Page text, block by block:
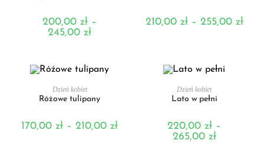
200,00zł –
245,00zł
210,00 zł – 255,00 zł
WYBIERZ OPCJE
Dzień kobiet
Różowe tulipany
170,00zł – 210,00zł
WYBIERZ OPCJE
Dzień kobiet
Lato w pełni
220,00zł –
265,00 zł